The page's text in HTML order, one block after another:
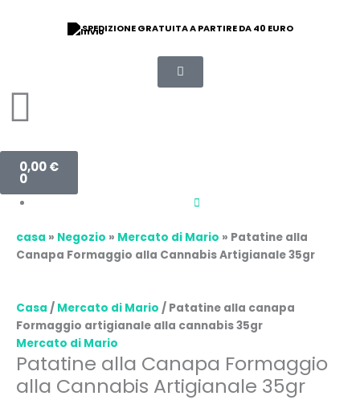
SPEDIZIONE GRATUITA A PARTIRE DA 40 EURO
0,00€
0
Carrello
casa » Negozio » Mercato di Mario » Patatine alla
Canapa Formaggio alla Cannabis Artigianale 35gr
Casa / Mercato di Mario / Patatine alla canapa
Formaggio artigianale alla cannabis 35gr
Mercato di Mario
Patatine alla Canapa Formaggio
alla Cannabis Artigianale 35gr